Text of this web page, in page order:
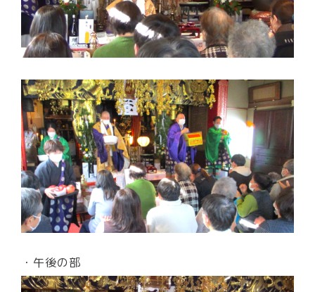
・午後の部